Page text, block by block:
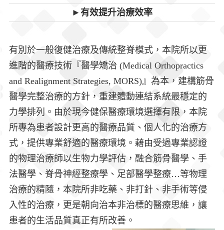
►有效提升治療效率
有別於一般復健治療及傳統整脊模式，本院所以更
進階的醫療技術『醫學矯治 (Medical Orthopractics
and Realignment Strategies, MORS)』為本，建構筋骨
醫學完整治療的方針，重建體動連結系統最穩定的
力學排列。由於現今健保醫療環境選擇有限，本院
所專為患者設計更高的醫療品質、個人化的治療方
式，提供專業舒適的醫療環境。藉由受過專業認證
的物理治療師以生物力學評估，融合筋骨醫學、手
法醫學、脊骨神經整療學、足部醫學整療…等物理
治療的精隨，本院所非吃藥、非打針、非手術等侵
入性的治療，更是朝向治本非治標的醫療思維，讓
患者的生活品質真正有所改善。